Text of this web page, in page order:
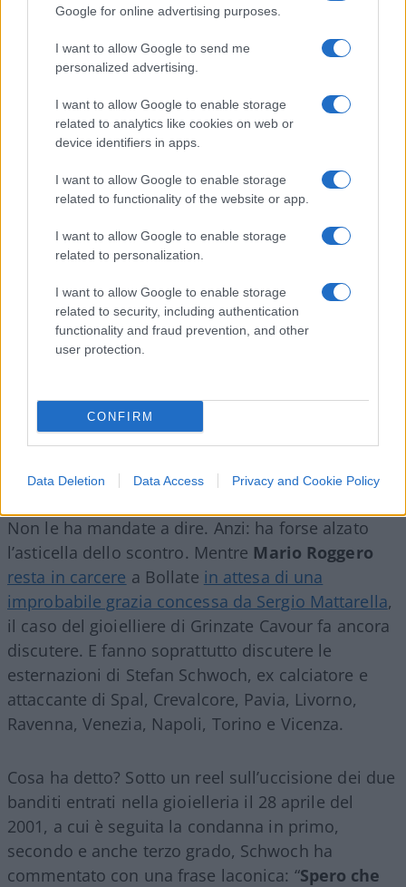
Google for online advertising purposes.
I want to allow Google to send me
personalized advertising.
I want to allow Google to enable storage
related to analytics like cookies on web or
device identifiers in apps.
I want to allow Google to enable storage
related to functionality of the website or app.
I want to allow Google to enable storage
related to personalization.
I want to allow Google to enable storage
related to security, including authentication
functionality and fraud prevention, and other
user protection.
CONFIRM
Data Deletion Data Access Privacy and Cookie Policy
Non le ha mandate a dire. Anzi: ha forse alzato
l’asticella dello scontro. Mentre Mario Roggero
resta in carcere a Bollate in attesa di una
improbabile grazia concessa da Sergio Mattarella,
il caso del gioielliere di Grinzate Cavour fa ancora
discutere. E fanno soprattutto discutere le
esternazioni di Stefan Schwoch, ex calciatore e
attaccante di Spal, Crevalcore, Pavia, Livorno,
Ravenna, Venezia, Napoli, Torino e Vicenza.
Cosa ha detto? Sotto un reel sull’uccisione dei due
banditi entrati nella gioielleria il 28 aprile del
2001, a cui è seguita la condanna in primo,
secondo e anche terzo grado, Schwoch ha
commentato con una frase laconica: “Spero che